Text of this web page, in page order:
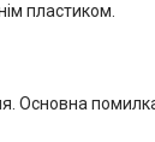
пластиком.
Основна